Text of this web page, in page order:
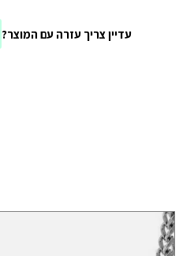
עדיין צריך עזרה עם המוצר?